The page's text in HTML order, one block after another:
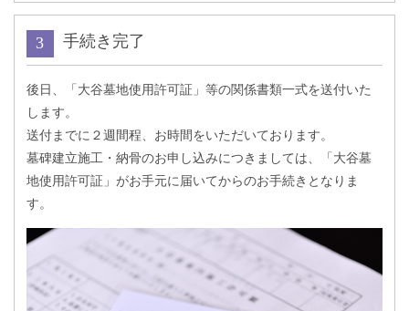
手続き完了
後日、「大谷墓地使用許可証」等の関係書類一式を送付いた
します。
送付までに２週間程、お時間をいただいております。
墓碑建立施工・納骨のお申し込みにつきましては、「大谷墓
地使用許可証」がお手元に届いてからのお手続きとなりま
す。